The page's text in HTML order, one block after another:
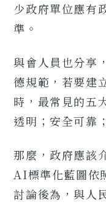
少政府單位應有
準。
與會人員也分
德規範，若要建
時，最常見的五
透明；安全可靠
那麼，政府應該
AI標準化藍圖依
討論後為，與人